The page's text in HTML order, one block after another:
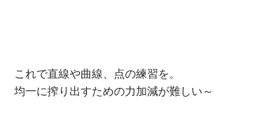
これで直線や曲線、点の練習を。
均一に搾り出すための力加減が難しい～